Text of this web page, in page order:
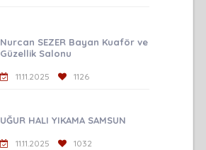
Nurcan SEZER Bayan Kuaför ve
Güzellik Salonu
11.11.2025 1126
UĞUR HALI YIKAMA SAMSUN
11.11.2025 1032